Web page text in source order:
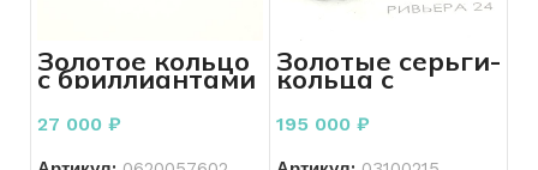
Золотое кольцо
с бриллиантами
585 пробы 1.46
грамм р.17,5
27 000 ₽
Золотые серьги-
кольца с
бриллиантами
750 пробы 2см
195 000 ₽